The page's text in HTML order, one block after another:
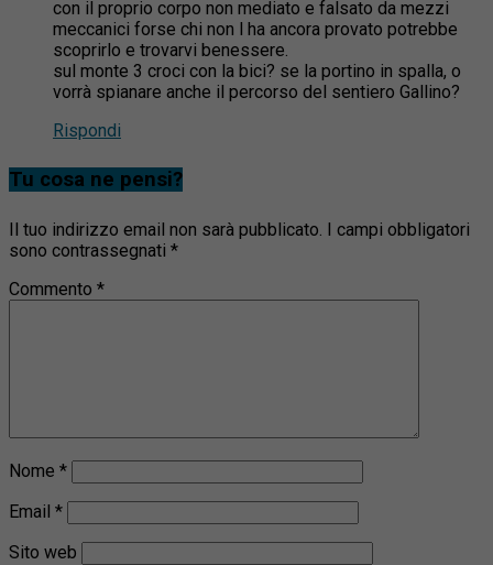
con il proprio corpo non mediato e falsato da mezzi
meccanici forse chi non l ha ancora provato potrebbe
scoprirlo e trovarvi benessere.
sul monte 3 croci con la bici? se la portino in spalla, o
vorrà spianare anche il percorso del sentiero Gallino?
Rispondi
Tu cosa ne pensi?
Il tuo indirizzo email non sarà pubblicato.
I campi obbligatori
sono contrassegnati *
Commento *
Nome *
Email *
Sito web